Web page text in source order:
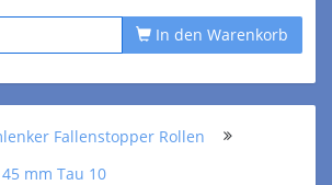
In den Warenkorb
Fallenstopper Rollen
mm Tau 10